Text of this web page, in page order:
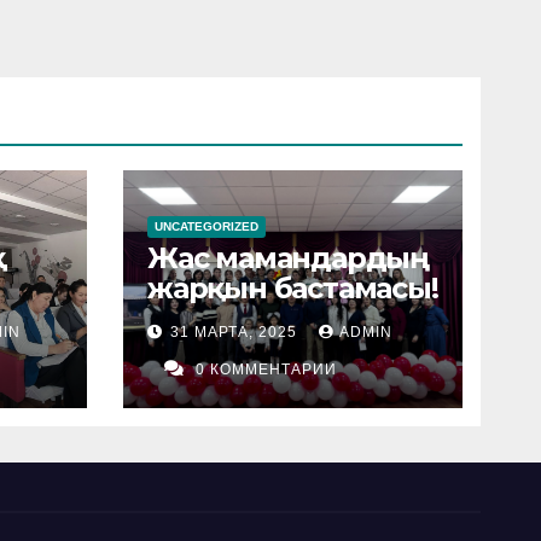
UNCATEGORIZED
Жас мамандардың
жарқын бастамасы!
31 МАРТА, 2025 ADMIN
0 КОММЕНТАРИИ